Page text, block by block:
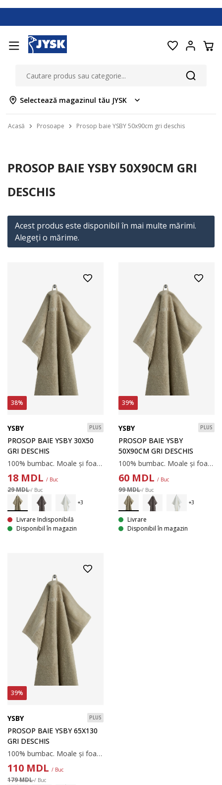
Selectează magazinul tău JYSK
Acasă Prosoape Prosop baie YSBY 50x90cm gri deschis
PROSOP BAIE YSBY 50X90CM GRI
DESCHIS
Acest produs este disponibil în mai multe mărimi.
Alegeţi o mărime.
38%
YSBY PLUS
PROSOP BAIE YSBY 30X50
GRI DESCHIS
100% bumbac. Moale și foarte absorbant. 450 g/m². 30x50 cm
18 MDL / Buc
29 MDL/ Buc
Livrare Indisponibilă
Disponibil în magazin
39%
YSBY PLUS
PROSOP BAIE YSBY
50X90CM GRI DESCHIS
100% bumbac. Moale și foarte absorbant. 450 g/m². 50x90 cm
60 MDL / Buc
99 MDL/ Buc
Livrare
Disponibil în magazin
39%
YSBY PLUS
PROSOP BAIE YSBY 65X130
GRI DESCHIS
100% bumbac. Moale și foarte absorbant. 450 g/m². 65x130 cm
110 MDL / Buc
179 MDL/ Buc